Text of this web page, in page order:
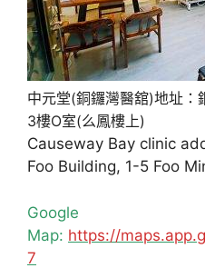
中元堂(銅鑼灣醫舘)地址：
3樓O室(么鳳樓上)
Causeway Bay clinic
Foo Building, 1-5 Foo
Google
Map: https://
7